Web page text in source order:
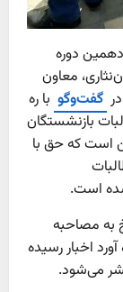
دوره
معاون
گفت‌وگو با ره
بازنشستگان
است که حق با
است.
به مصاحبه
اخبار رسیده
می‌شود.